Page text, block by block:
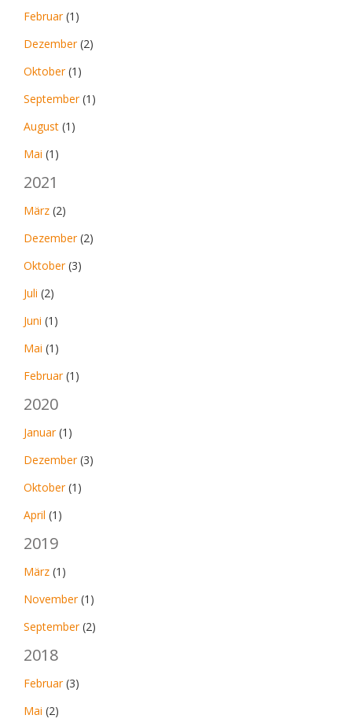
Februar(1)
Dezember(2)
Oktober(1)
September(1)
August (1)
Mai (1)
2021
März (2)
Dezember(2)
Oktober(3)
Juli (2)
Juni (1)
Mai (1)
Februar(1)
2020
Januar(1)
Dezember(3)
Oktober(1)
April (1)
2019
März (1)
November(1)
September(2)
2018
Februar(3)
Mai (2)